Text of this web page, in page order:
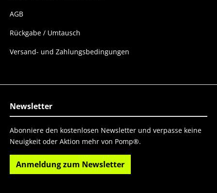
AGB
Rückgabe / Umtausch
Versand- und Zahlungsbedingungen
Newsletter
Abonniere den kostenlosen Newsletter und verpasse keine
Neuigkeit oder Aktion mehr von Pomp®.
Anmeldung zum Newsletter